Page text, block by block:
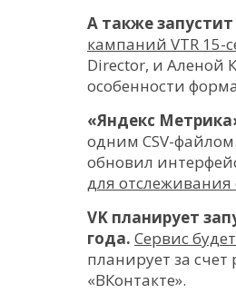
А также
кампаний VTR 15-
Director, и Аленой
особенности
«Яндекс
одним CSV-файлом.
обновил
для отслеживания
VK планирует
года. Сервис
планирует за
«ВКонтакте».